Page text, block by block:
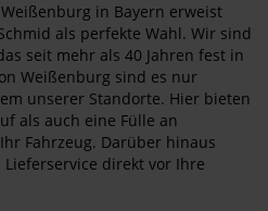
in Bayern erweist
als perfekte Wahl. Wir sind
seit mehr als 40 Jahren fest in
Weißenburg sind es nur
unserer Standorte. Hier bieten
als auch eine Fülle an
Fahrzeug. Darüber hinaus
direkt vor Ihre